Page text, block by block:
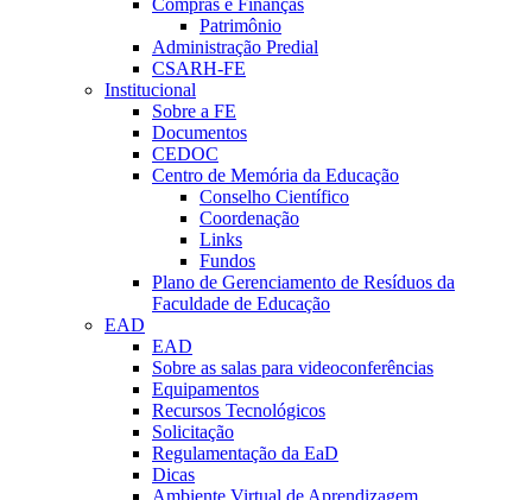
Compras e Finanças
Patrimônio
Administração Predial
CSARH-FE
Institucional
Sobre a FE
Documentos
CEDOC
Centro de Memória da Educação
Conselho Científico
Coordenação
Links
Fundos
Plano de Gerenciamento de Resíduos da
Faculdade de Educação
EAD
EAD
Sobre as salas para videoconferências
Equipamentos
Recursos Tecnológicos
Solicitação
Regulamentação da EaD
Dicas
Ambiente Virtual de Aprendizagem